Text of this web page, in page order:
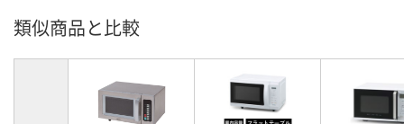
類似商品と比較